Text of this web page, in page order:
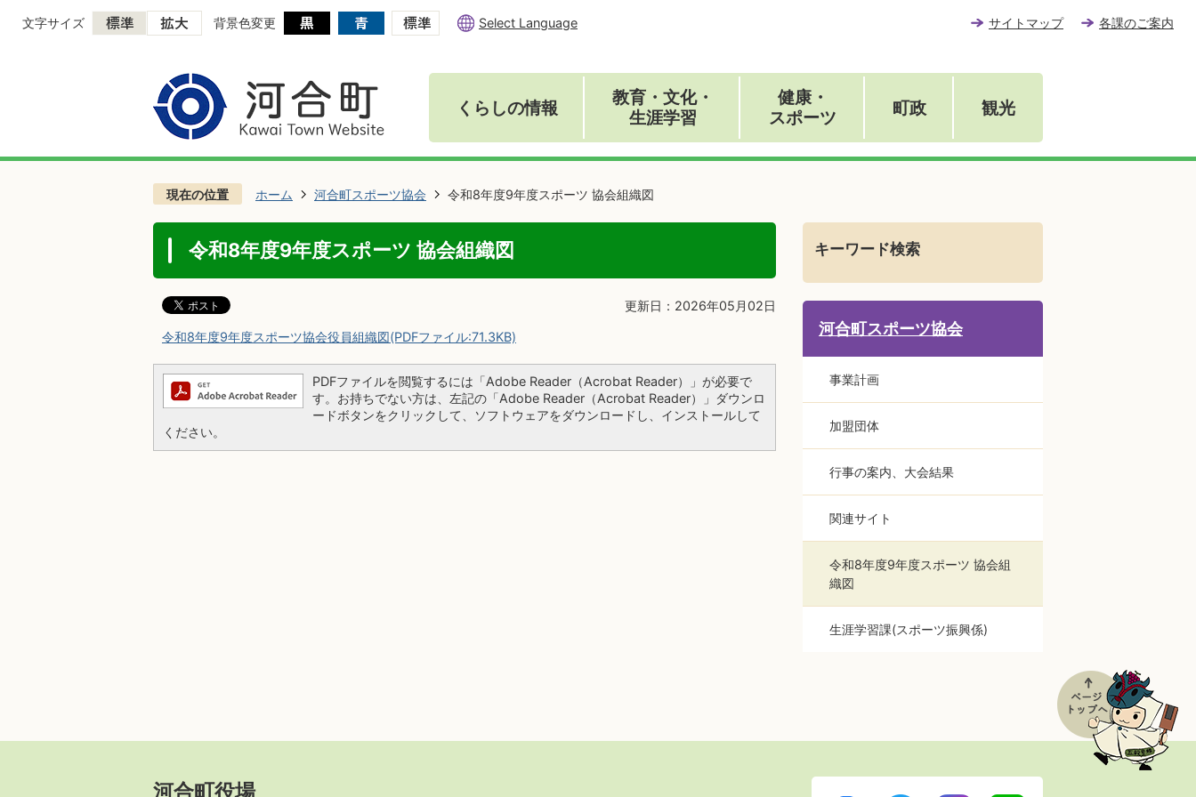
文字サイズ 背景色変更 Select Language サイトマップ 各課のご案内
くらしの情報
教育・文化・
生涯学習
健康・
スポーツ
町政 観光
現在の位置 ホーム 河合町スポーツ協会 令和8年度9年度スポーツ 協会組織図
令和8年度9年度スポーツ 協会組織図
更新日：2026年05月02日
令和8年度9年度スポーツ協会役員組織図(PDFファイル:71.3KB)
PDFファイルを閲覧するには「Adobe Reader（Acrobat Reader）」が必要で
す。お持ちでない方は、左記の「Adobe Reader（Acrobat Reader）」ダウンロ
ードボタンをクリックして、ソフトウェアをダウンロードし、インストールして
ください。
キーワード検索
河合町スポーツ協会
事業計画
加盟団体
行事の案内、大会結果
関連サイト
令和8年度9年度スポーツ 協会組
織図
生涯学習課(スポーツ振興係)
河合町役場